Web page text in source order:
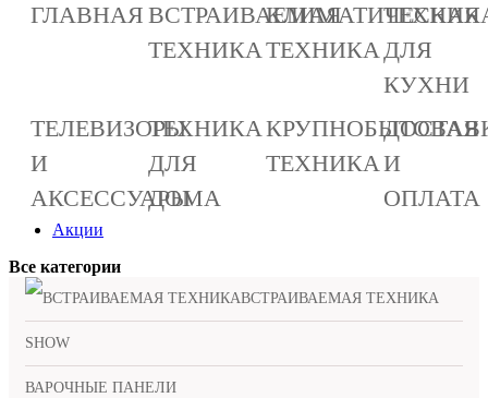
ГЛАВНАЯ ВСТРАИВАЕМАЯ
ТЕХНИКА
КЛИМАТИЧЕСКАЯ
ТЕХНИКАДЛЯ
КУХНИ
ТЕЛЕВИЗОРЫ
И
АКСЕССУАРЫ
ТЕХНИКА
ДЛЯ
ДОМА
КРУПНОБЫТОВАЯ
ТЕХНИКАИ
ОПЛАТА
Акции
Все категории
ВСТРАИВАЕМАЯ ТЕХНИКА
SHOW
ВАРОЧНЫЕ ПАНЕЛИ